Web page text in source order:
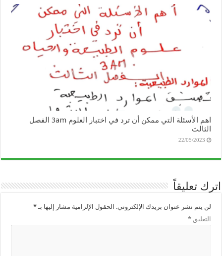
اهم الأسئلة التي ممكن أن ترد في اختبار العلوم 3am الفصل
الثالث
22/05/2023
اترك تعليقاً
لن يتم نشر عنوان بريدك الإلكتروني. الحقول الإلزامية مشار إليها بـ*
التعليق*